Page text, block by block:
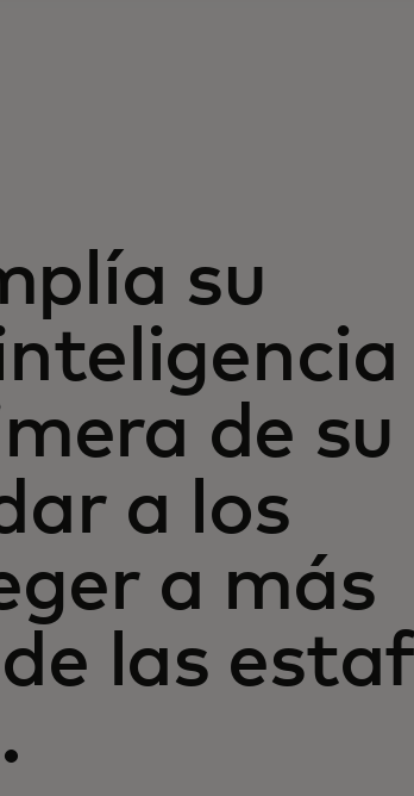
su
de su
a los
a más
las